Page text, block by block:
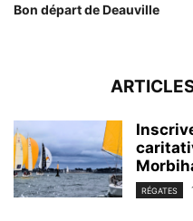
Bon départ de Deauville
RÉGATES